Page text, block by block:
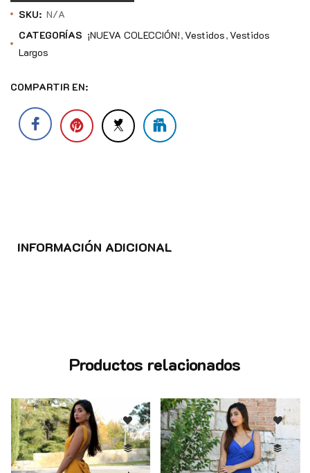
SKU: N/A
CATEGORÍAS ¡NUEVA COLECCIÓN! Vestidos Vestidos
Largos
COMPARTIR EN:
INFORMACIÓN ADICIONAL
Productos relacionados